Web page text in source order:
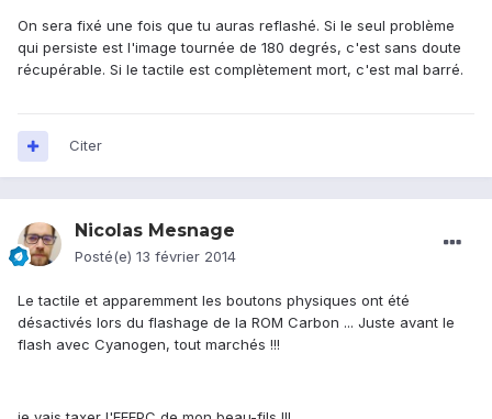
On sera fixé une fois que tu auras reflashé. Si le seul problème
qui persiste est l'image tournée de 180 degrés, c'est sans doute
récupérable. Si le tactile est complètement mort, c'est mal barré.
Citer
Nicolas Mesnage
Posté(e) 13 février 2014
Le tactile et apparemment les boutons physiques ont été
désactivés lors du flashage de la ROM Carbon ... Juste avant le
flash avec Cyanogen, tout marchés !!!